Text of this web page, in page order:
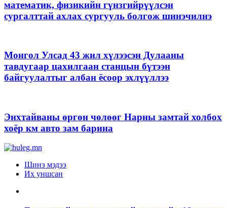
математик, физикийн гүнзгийрүүлсэн
сургалттай ахлах сургууль болгож шинэчилнэ
Монгол Улсад 43 жил хүлээсэн Дулааны
тавдугаар цахилгаан станцын бүтээн
байгуулалтыг албан ёсоор эхлүүллээ
Энхтайваны өргөн чөлөөг Нарны замтай холбох
хоёр км авто зам барина
Шинэ мэдээ
Их уншсан